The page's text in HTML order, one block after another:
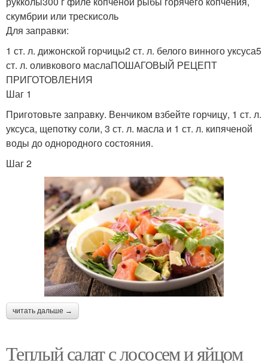
скумбрии или трескисоль
Для заправки:
1 ст. л. дижонской горчицы2 ст. л. белого винного уксуса5
ст. л. оливкового маслаПОШАГОВЫЙ РЕЦЕПТ
ПРИГОТОВЛЕНИЯ
Шаг 1
Приготовьте заправку. Венчиком взбейте горчицу, 1 ст. л.
уксуса, щепотку соли, 3 ст. л. масла и 1 ст. л. кипяченой
воды до однородного состояния.
Шаг 2
читать дальше →
Теплый салат с лососем и яйцом